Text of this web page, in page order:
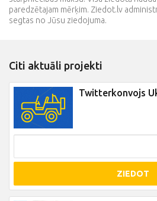
paredzētajam mērķim. Ziedot.lv
segtas no Jūsu ziedojuma.
Citi aktuāli projekti
Twitterkonvojs
ZIEDOT